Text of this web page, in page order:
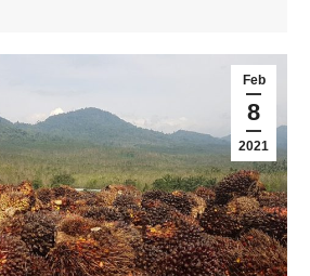
Feb
8
2021